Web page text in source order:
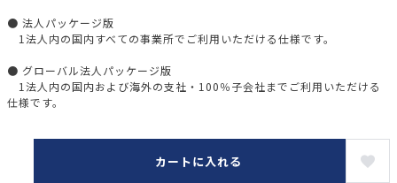
● 法人パッケージ版
1法人内の国内すべての事業所でご利用いただける仕様です。
● グローバル法人パッケージ版
1法人内の国内および海外の支社・100％子会社までご利用いただける
仕様です。
カートに入れる